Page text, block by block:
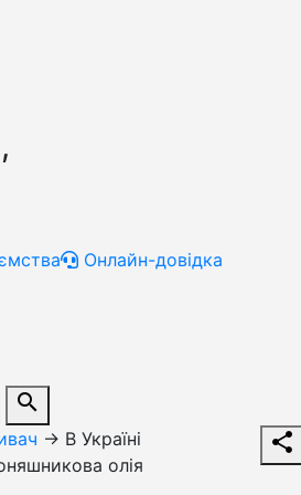
Онлайн-довідка
search
→ В Україні
олія
share